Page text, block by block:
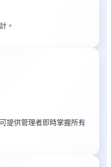
。
提供管理者即時掌握所有